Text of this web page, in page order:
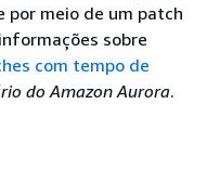
por meio de um patch
sobre
com tempo de
do Amazon Aurora.